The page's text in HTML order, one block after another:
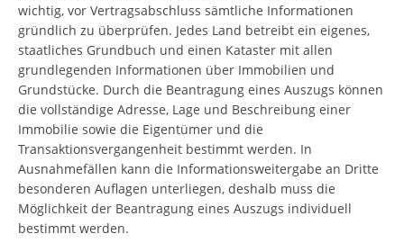
wichtig, vor Vertragsabschluss sämtliche Informationen
gründlich zu überprüfen. Jedes Land betreibt ein eigenes,
staatliches Grundbuch und einen Kataster mit allen
grundlegenden Informationen über Immobilien und
Grundstücke. Durch die Beantragung eines Auszugs können
die vollständige Adresse, Lage und Beschreibung einer
Immobilie sowie die Eigentümer und die
Transaktionsvergangenheit bestimmt werden. In
Ausnahmefällen kann die Informationsweitergabe an Dritte
besonderen Auflagen unterliegen, deshalb muss die
Möglichkeit der Beantragung eines Auszugs individuell
bestimmt werden.